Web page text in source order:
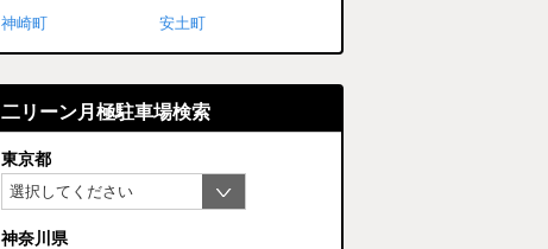
神崎町
安土町
二リーン月極駐車場検索
東京都
神奈川県